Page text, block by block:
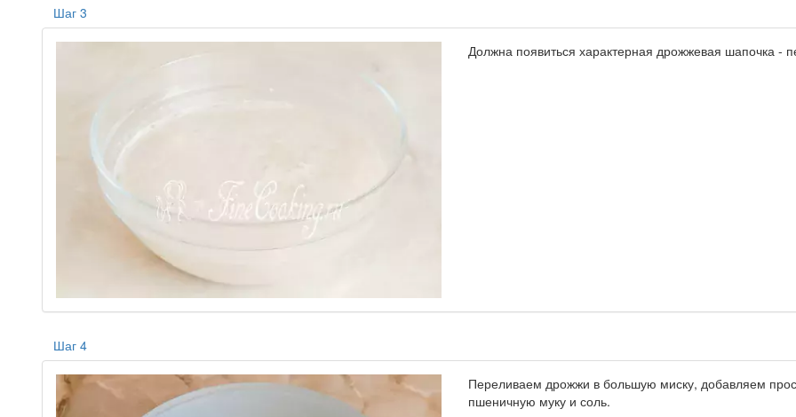
Шаг 3
Должна появиться характерная дрожжевая шапочка -
Шаг 4
Переливаем дрожжи в большую миску, добавляем
пшеничную муку и соль.